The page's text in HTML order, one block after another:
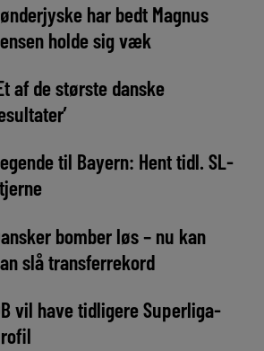
har bedt Magnus
holde sig væk
af de største danske
til Bayern: Hent tidl. SL-
bomber løs – nu kan
slå transferrekord
vil have tidligere Superliga-